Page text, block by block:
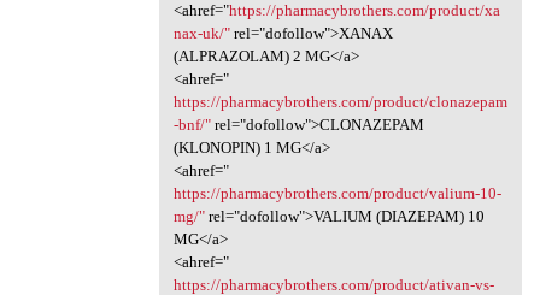
<ahref="https://pharmacybrothers.com/product/xa
nax-uk/"rel="dofollow">XANAX
(ALPRAZOLAM) 2 MG</a>
<ahref="
https://pharmacybrothers.com/product/clonazepam
-bnf/"rel="dofollow">CLONAZEPAM
(KLONOPIN) 1 MG</a>
<ahref="
https://pharmacybrothers.com/product/valium-10-
mg/"rel="dofollow">VALIUM (DIAZEPAM) 10
MG</a>
<ahref="
https://pharmacybrothers.com/product/ativan-vs-